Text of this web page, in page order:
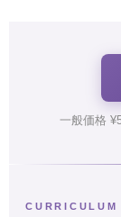
一般価格
CURRICULUM